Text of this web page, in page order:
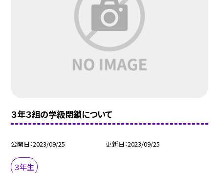
３年３組の学級閉鎖について
公開日 2023/09/25 更新日 2023/09/25
３年生